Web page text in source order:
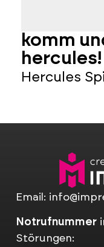
komm
hercules!
Hercules
Email:
Notrufnummer
Störungen: